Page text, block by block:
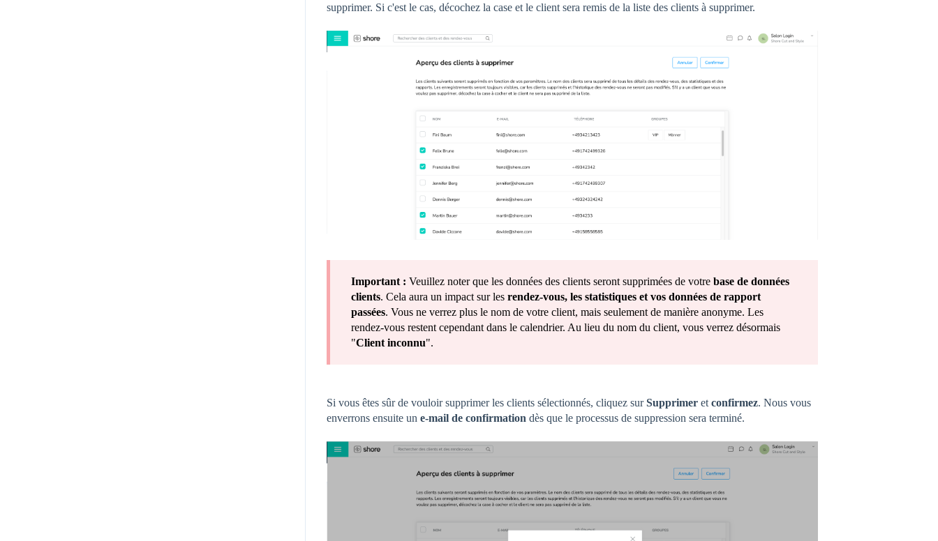
supprimer. Si c'est le cas, décochez la case et le client sera remis de la liste des clients à supprimer.
Important : Veuillez noter que les données des clients seront supprimées de votre base de données
clients. Cela aura un impact sur les rendez-vous, les statistiques et vos données de rapport
passées. Vous ne verrez plus le nom de votre client, mais seulement de manière anonyme. Les
rendez-vous restent cependant dans le calendrier. Au lieu du nom du client, vous verrez désormais
"Client inconnu".
Si vous êtes sûr de vouloir supprimer les clients sélectionnés, cliquez surSupprimer et confirmez. Nous vous
enverrons ensuite un e-mail de confirmation dès que le processus de suppression sera terminé.